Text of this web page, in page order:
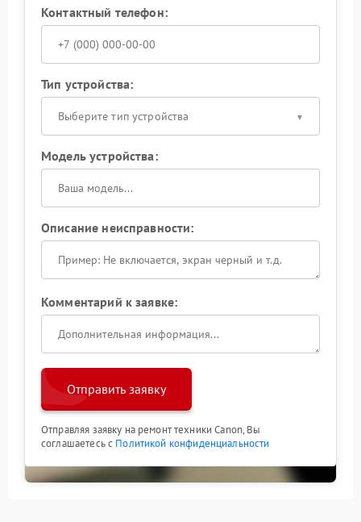
Контактный телефон:
Тип устройства:
Выберите тип устройства
Модель устройства:
Описание неисправности:
Комментарий к заявке:
Отправить заявку
Отправляя заявку на ремонт техники Canon, Вы
соглашаетесь с Политикой конфиденциальности